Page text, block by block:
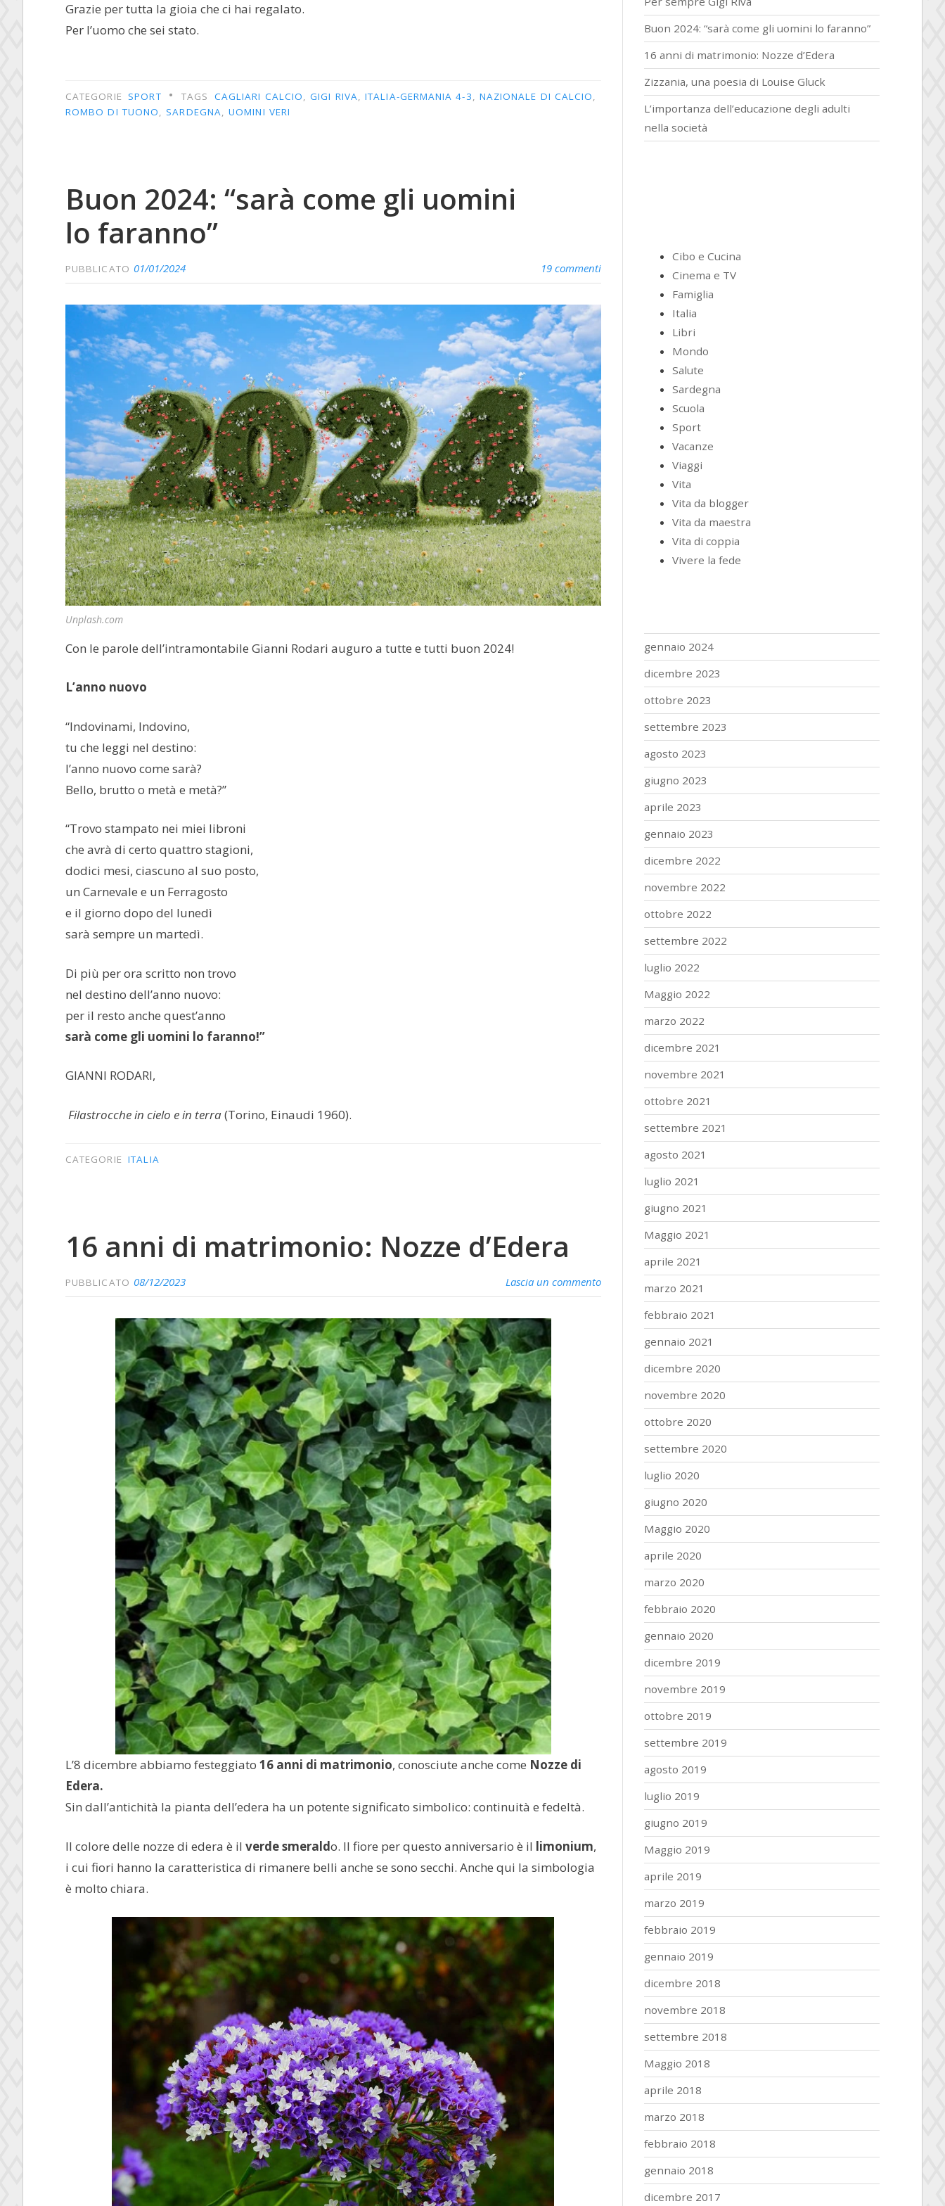
Grazie per tutta la gioia che ci hai regalato.
Per l’uomo che sei stato.
CATEGORIE SPORT • TAGS CAGLIARI CALCIO ,GIGI RIVA ,ITALIA-GERMANIA 4-3 NAZIONALE DI CALCIO
ROMBO DI TUONO
SARDEGNA ,UOMINI VERI
Buon 2024: “sarà come gli uomini
lo faranno”
PUBBLICATO 01/01/2024 19 commenti
Unplash.com
Con le parole dell’intramontabile Gianni Rodari auguro a tutte e tutti buon 2024!
L’anno nuovo
“Indovinami, Indovino,
tu che leggi nel destino:
l’anno nuovo come sarà?
Bello, brutto o metà e metà?”
“Trovo stampato nei miei libroni
che avrà di certo quattro stagioni,
dodici mesi, ciascuno al suo posto,
un Carnevale e un Ferragosto
e il giorno dopo del lunedì
sarà sempre un martedì.
Di più per ora scritto non trovo
nel destino dell’anno nuovo:
per il resto anche quest’anno
sarà come gli uomini lo faranno!”
GIANNI RODARI,
Filastrocche in cielo e in terra(Torino, Einaudi 1960).
CATEGORIE ITALIA
16 anni di matrimonio: Nozze d’Edera
PUBBLICATO 08/12/2023 Lascia un commento
L’8 dicembre abbiamo festeggiato 16 anni di matrimonio, conosciute anche come Nozze di
Edera.
Sin dall’antichità la pianta dell’edera ha un potente significato simbolico: continuità e fedeltà.
Il colore delle nozze di edera è il verde smeraldo. Il fiore per questo anniversario è il limonium,
i cui fiori hanno la caratteristica di rimanere belli anche se sono secchi. Anche qui la simbologia
è molto chiara.
Buon 2024: “sarà come gli uomini lo faranno”
16 anni di matrimonio: Nozze d’Edera
Zizzania, una poesia di Louise Gluck
L’importanza dell’educazione degli adulti
nella società
Cibo e Cucina
Cinema e TV
Famiglia
Italia
Libri
Mondo
Salute
Sardegna
Scuola
Sport
Vacanze
Viaggi
Vita
Vita da blogger
Vita da maestra
Vita di coppia
Vivere la fede
gennaio 2024
dicembre 2023
ottobre 2023
settembre 2023
agosto 2023
giugno 2023
aprile 2023
gennaio 2023
dicembre 2022
novembre 2022
ottobre 2022
settembre 2022
luglio 2022
Maggio 2022
marzo 2022
dicembre 2021
novembre 2021
ottobre 2021
settembre 2021
agosto 2021
luglio 2021
giugno 2021
Maggio 2021
aprile 2021
marzo 2021
febbraio 2021
gennaio 2021
dicembre 2020
novembre 2020
ottobre 2020
settembre 2020
luglio 2020
giugno 2020
Maggio 2020
aprile 2020
marzo 2020
febbraio 2020
gennaio 2020
dicembre 2019
novembre 2019
ottobre 2019
settembre 2019
agosto 2019
luglio 2019
giugno 2019
Maggio 2019
aprile 2019
marzo 2019
febbraio 2019
gennaio 2019
dicembre 2018
novembre 2018
settembre 2018
Maggio 2018
aprile 2018
marzo 2018
febbraio 2018
gennaio 2018
dicembre 2017